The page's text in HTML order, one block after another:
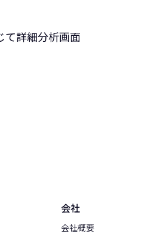
て詳細分析画面
会社
会社概要